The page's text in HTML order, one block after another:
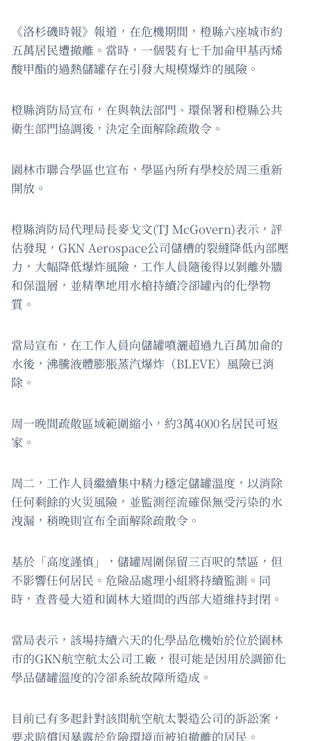
《洛杉磯時報》報道，在危機期間，橙縣六座城市約
五萬居民遭撤離。當時，一個裝有七千加侖甲基丙烯
酸甲酯的過熱儲罐存在引發大規模爆炸的風險。
橙縣消防局宣布，在與執法部門、環保署和橙縣公共
衛生部門協調後，決定全面解除疏散令。
園林市聯合學區也宣布，學區內所有學校於周三重新
開放。
橙縣消防局代理局長麥戈文(TJ McGovern)表示，評
估發現，GKN Aerospace公司儲槽的裂縫降低內部壓
力，大幅降低爆炸風險，工作人員隨後得以剝離外牆
和保溫層，並精準地用水槍持續冷卻罐內的化學物
質。
當局宣布，在工作人員向儲罐噴灑超過九百萬加侖的
水後，沸騰液體膨脹蒸汽爆炸（BLEVE）風險已消
除。
周一晚間疏散區域範圍縮小，約3萬4000名居民可返
家。
周二，工作人員繼續集中精力穩定儲罐溫度，以消除
任何剩餘的火災風險，並監測徑流確保無受污染的水
洩漏，稍晚則宣布全面解除疏散令。
基於「高度謹慎」，儲罐周圍保留三百呎的禁區，但
不影響任何居民。危險品處理小組將持續監測。同
時，查普曼大道和園林大道間的西部大道維持封閉。
當局表示，該場持續六天的化學品危機始於位於園林
市的GKN航空航太公司工廠，很可能是因用於調節化
學品儲罐溫度的冷卻系統故障所造成。
目前已有多起針對該間航空航太製造公司的訴訟案，
要求賠償因暴露於危險環境而被迫撤離的居民。